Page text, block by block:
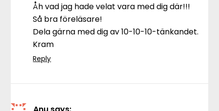
Åh vad jag hade velat vara med dig där!!!
Så bra föreläsare!
Dela gärna med dig av 10-10-10-tänkandet.
Kram
Reply